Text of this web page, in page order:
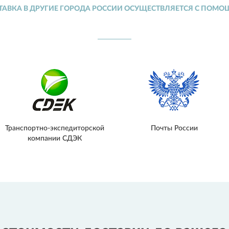
В ДРУГИЕ ГОРОДА РОССИИ ОСУЩЕСТВЛЯЕТСЯ С
Транспортно-экспедиторской
компании СДЭК
Почты России